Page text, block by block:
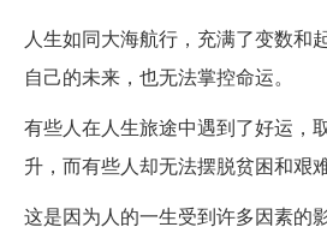
人生如同大海航行，充满了变数和
自己的未来，也无法掌控命运。
有些人在人生旅途中遇到了好运，
升，而有些人却无法摆脱贫困和艰难
这是因为人的一生受到许多因素的